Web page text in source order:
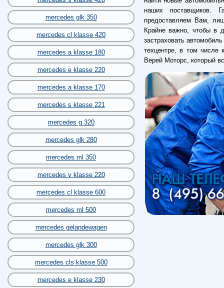
mercedes glk 350
mercedes cl klasse 420
mercedes a klasse 180
mercedes e klasse 220
mercedes a klasse 170
mercedes s klasse 221
mercedes g 320
mercedes glk 280
mercedes ml 350
mercedes v klasse 220
mercedes cl klasse 600
mercedes ml 500
mercedes gelandewagen
mercedes glk 300
mercedes cls klasse 500
mercedes e klasse 230
наших поставщиков.
предоставляем Вам,
Крайне важно, чтобы в
застраховать
техцентре, в том
Верей Моторс, который